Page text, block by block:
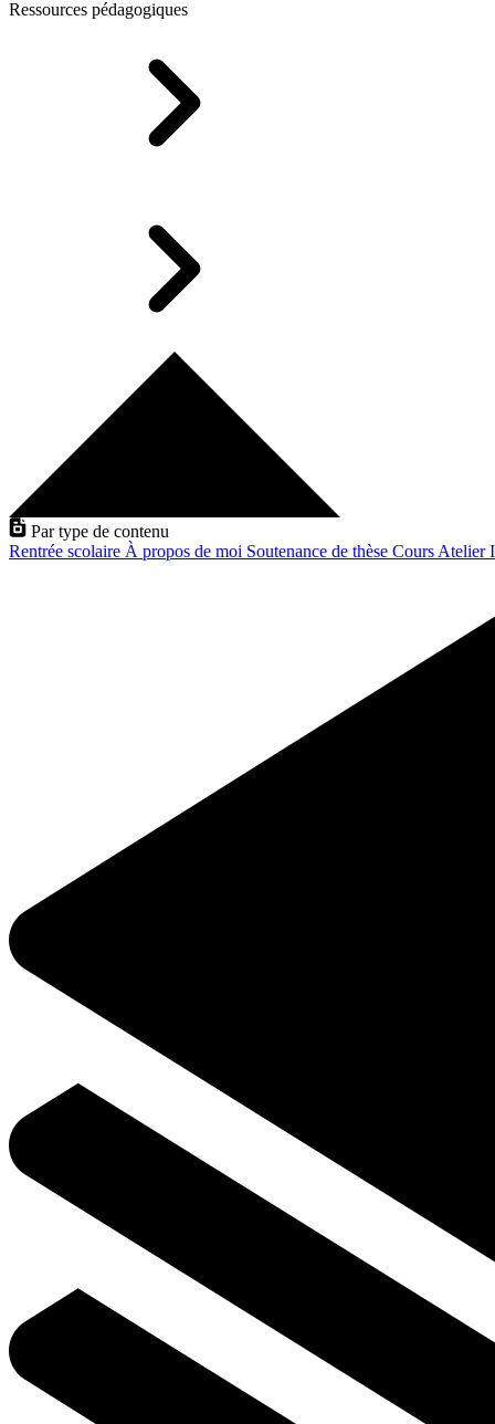
Ressources pédagogiques
Par type de contenu
Rentrée scolaire À propos de moi Soutenance de thèse Cours Atelier